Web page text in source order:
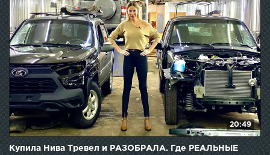
20:49
Купила Нива Тревел и РАЗОБРАЛА. Где РЕАЛЬНЫЕ